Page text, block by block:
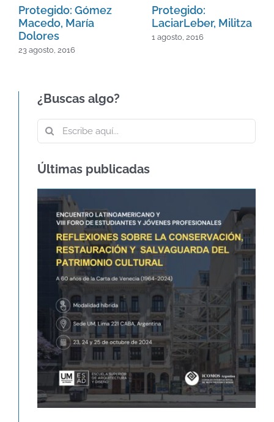
Protegido: Gómez
Macedo, María
Dolores
23 agosto, 2016
Protegido:
LaciarLeber, Militza
1 agosto, 2016
¿Buscas algo?
Buscar:
Últimas publicadas
60º ANIVERSARIO DE LA CARTA DE
VENECIA – CARTA
INTERNACIONAL SOBRE LA
CONSERVACIÓN Y LA
RESTAURACIÓN DE
MONUMENTOS Y SITIOS
Agenda Novedades